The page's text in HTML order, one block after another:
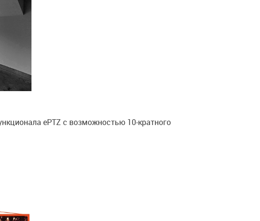
ePTZ c возможностью 10-кратного